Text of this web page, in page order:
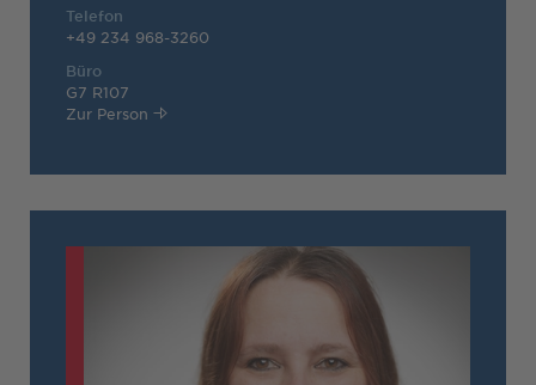
Telefon
+49 234 968-3260
Büro
G7 R107
Zur Person